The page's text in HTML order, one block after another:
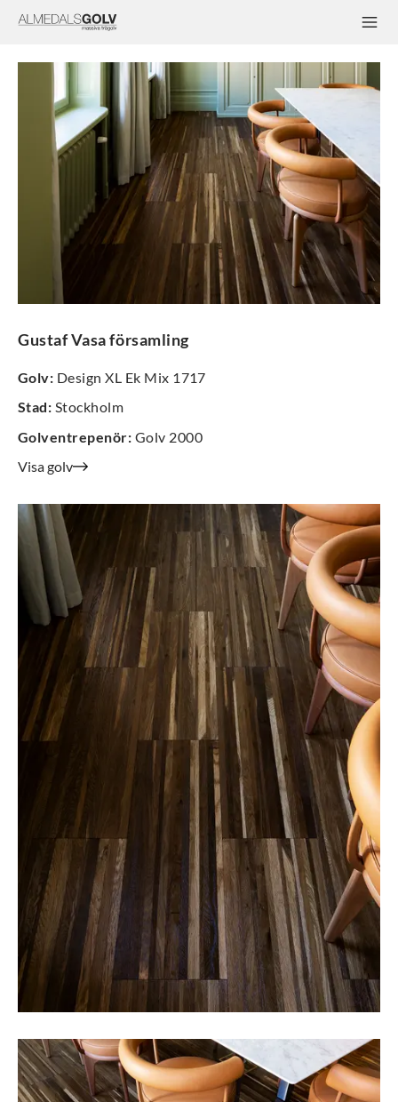
Gustaf Vasa församling
Golv: Design XL Ek Mix 1717
Stad: Stockholm
Golventrepenör: Golv 2000
Visa golv